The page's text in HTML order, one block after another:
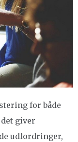
for både
giver
udfordringer,